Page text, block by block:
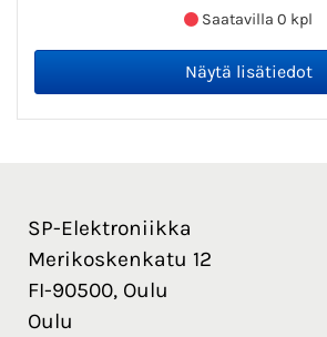
Saatavilla 0 kpl
SP-Elektroniikka
Merikoskenkatu 12
FI-90500, Oulu
Oulu